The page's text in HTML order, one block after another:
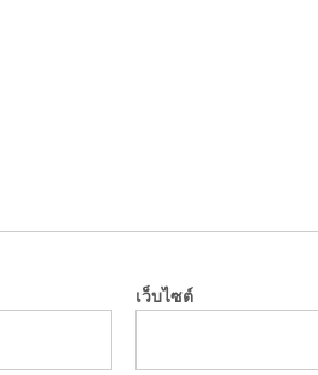
เว็บไซต์